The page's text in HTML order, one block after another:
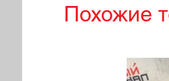
Похожие